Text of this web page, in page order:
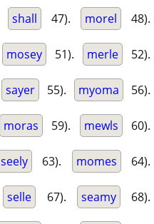
shall 47). morel 48).
mosey 51). merle 52).
sayer 55). myoma 56).
moras 59). mewls 60).
seely 63). momes 64).
selle 67). seamy 68).